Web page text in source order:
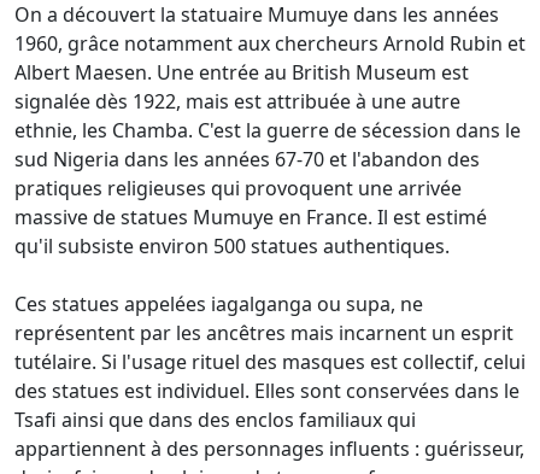
On a découvert la statuaire Mumuye dans les années
1960, grâce notamment aux chercheurs Arnold Rubin et
Albert Maesen. Une entrée au British Museum est
signalée dès 1922, mais est attribuée à une autre
ethnie, les Chamba. C'est la guerre de sécession dans le
sud Nigeria dans les années 67-70 et l'abandon des
pratiques religieuses qui provoquent une arrivée
massive de statues Mumuye en France. Il est estimé
qu'il subsiste environ 500 statues authentiques.
Ces statues appelées iagalganga ou supa, ne
représentent par les ancêtres mais incarnent un esprit
tutélaire. Si l'usage rituel des masques est collectif, celui
des statues est individuel. Elles sont conservées dans le
Tsafi ainsi que dans des enclos familiaux qui
appartiennent à des personnages influents : guérisseur,